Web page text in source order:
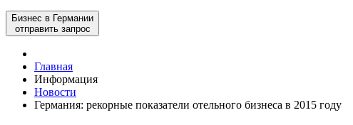
Бизнес в Германии
отправить запрос
Главная
Информация
Новости
Германия: рекорные показатели отельного бизнеса в 2015 году